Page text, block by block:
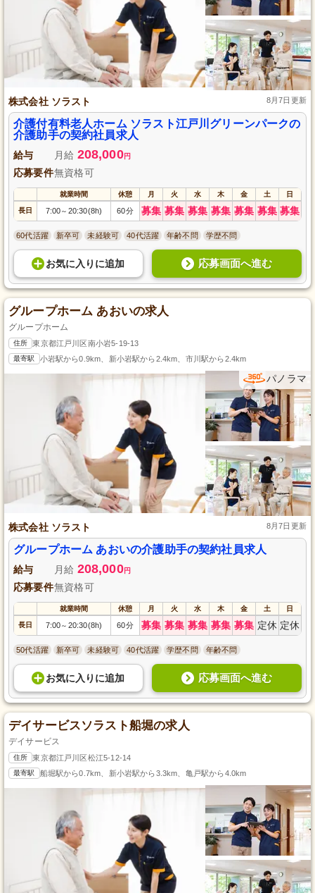
株式会社 ソラスト 8月7日更新
介護付有料老人ホーム ソラスト江戸川グリーンパークの
介護助手の契約社員求人
給与 月給 208,000円
応募要件無資格可
就業時間 休憩 月 火 水 木 金 土 日
長日 7:00～ 20:30(8h) 60分 募集 募集 募集 募集 募集 募集 募集
60代活躍 新卒可 未経験可 40代活躍 年齢不問 学歴不問
お気に入り に追加 応募画面へ進む
グループホーム あおいの求人
グループホーム
住所 東京都江戸川区南小岩5-19-13
最寄駅 小岩駅から0.9km、新小岩駅から2.4km、市川駅から2.4km
パノラマ
株式会社 ソラスト 8月7日更新
グループホーム あおいの介護助手の契約社員求人
給与 月給 208,000円
応募要件無資格可
就業時間 休憩 月 火 水 木 金 土 日
長日 7:00～ 20:30(8h) 60分 募集 募集 募集 募集 募集 定休 定休
50代活躍 新卒可 未経験可 40代活躍 学歴不問 年齢不問
お気に入り に追加 応募画面へ進む
デイサービスソラスト船堀の求人
デイサービス
住所 東京都江戸川区松江5-12-14
最寄駅 船堀駅から0.7km、新小岩駅から3.3km、亀戸駅から4.0km